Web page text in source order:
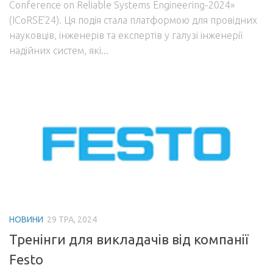
Conference on Reliable Systems Engineering-2024»
(ICoRSE’24). Ця подія стала платформою для провідних
науковців, інженерів та експертів у галузі інженерії
надійних систем, які...
НОВИНИ 29 ТРА, 2024
Тренінги для викладачів від компанії
Festo